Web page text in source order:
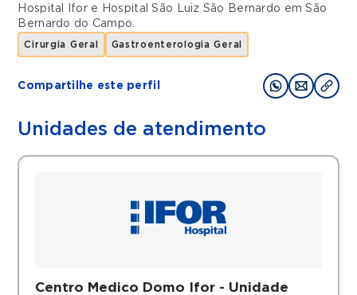
Hospital Ifor e Hospital São Luiz São Bernardo emSão
Bernardo do Campo.
Cirurgia Geral Gastroenterologia Geral
Compartilhe este perfil
Unidades de atendimento
Centro Medico Domo Ifor - Unidade